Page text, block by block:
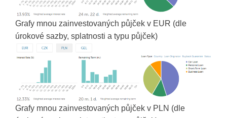
Grafy mnou zainvestovaných půjček v EUR (dle
úrokové sazby, splatnosti a typu půjček)
Grafy mnou zainvestovaných půjček v PLN (dle